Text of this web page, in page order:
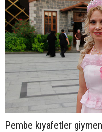
Pembe kıyafetler